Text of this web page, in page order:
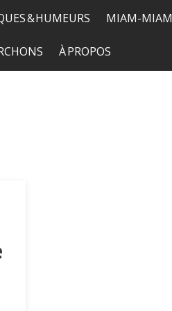
& HUMEURS MIAM-MIAM
À PROPOS